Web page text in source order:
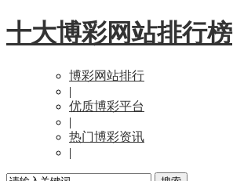
十大博彩网站排行榜
博彩网站排行
|
优质博彩平台
|
热门博彩资讯
|